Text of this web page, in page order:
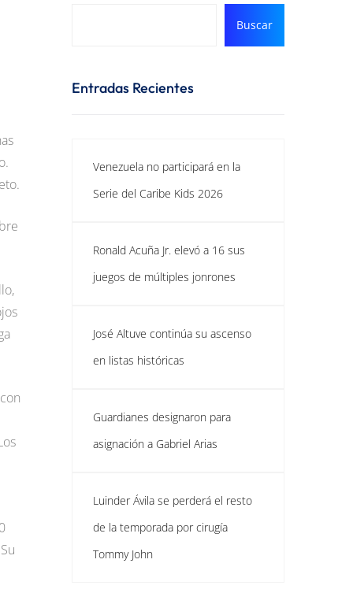
Buscar
Entradas Recientes
Venezuela no participará en la
Serie del Caribe Kids 2026
Ronald Acuña Jr. elevó a 16 sus
juegos de múltiples jonrones
José Altuve continúa su ascenso
en listas históricas
Guardianes designaron para
asignación a Gabriel Arias
Luinder Ávila se perderá el resto
de la temporada por cirugía
Tommy John